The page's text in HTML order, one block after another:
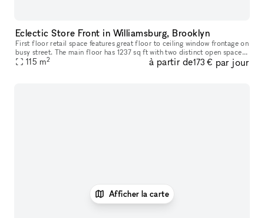
Eclectic Store Front in Williamsburg, Brooklyn
First floor retail space features great floor to ceiling window frontage on
busy street. The main floor has 1237 sq ft with two distinct open spaces
in the front and rear.
115 m2 à partir de173 € par jour
Afficher la carte